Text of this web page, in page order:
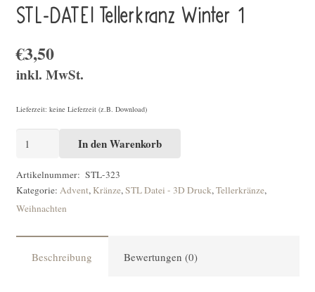
STL-DATEI Tellerkranz Winter 1
€3,50
inkl. MwSt.
Lieferzeit: keine Lieferzeit (z.B. Download)
Tellerkranz
Winter
1
In den Warenkorb
Artikelnummer: STL-323
Kategorie: Advent, Kränze,STL Datei - 3D Druck,Tellerkränze,
Weihnachten
Beschreibung Bewertungen (0)